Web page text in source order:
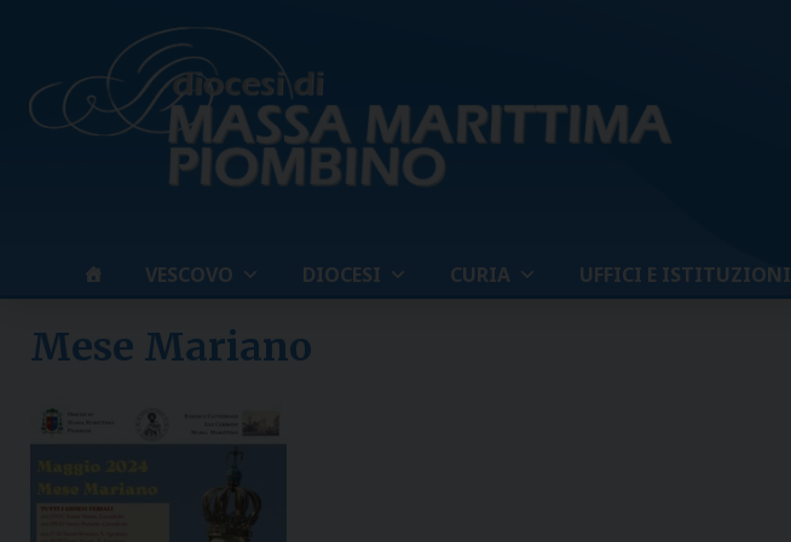
VESCOVO DIOCESI CURIA UFFICI E ISTITUZIONI
Mese Mariano